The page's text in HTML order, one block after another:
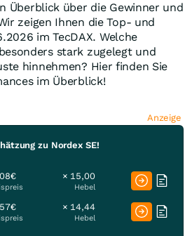
Überblick über die Gewinner und
zeigen Ihnen die Top- und
im TecDAX. Welche
stark zugelegt und
hinnehmen? Hier finden Sie
im Überblick!
Anzeige
zu Nordex SE!
× 15,00
Hebel
× 14,44
Hebel